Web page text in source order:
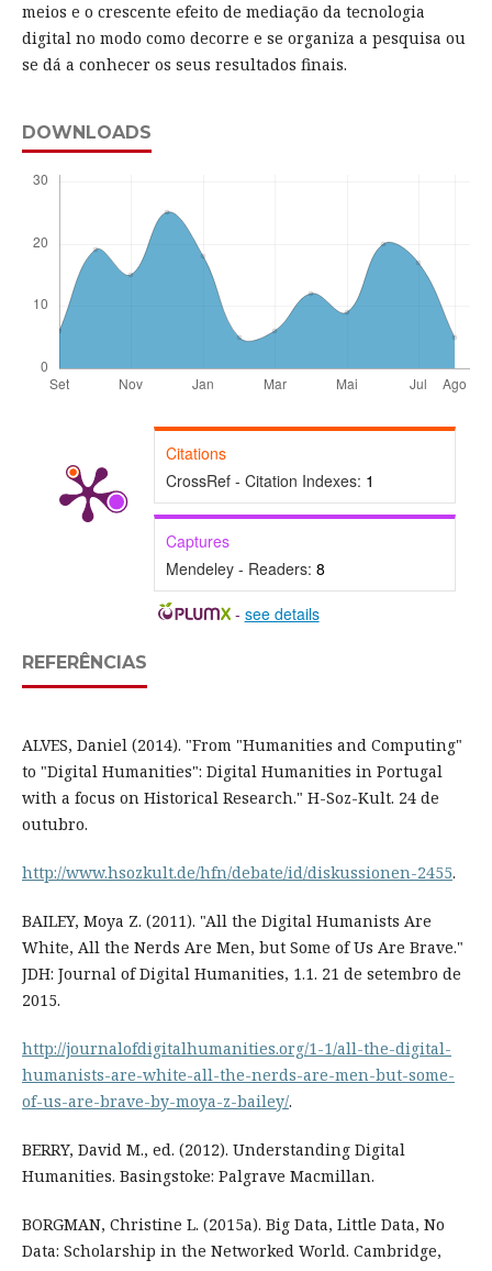
meios e o crescente efeito de mediação da tecnologia
digital no modo como decorre e se organiza a pesquisa ou
se dá a conhecer os seus resultados finais.
DOWNLOADS
Citations
CrossRef - Citation Indexes: 1
Captures
Mendeley - Readers: 8
- see details
REFERÊNCIAS
ALVES, Daniel (2014). "From "Humanities and Computing"
to "Digital Humanities": Digital Humanities in Portugal
with a focus on Historical Research." H-Soz-Kult. 24 de
outubro.
http://www.hsozkult.de/hfn/debate/id/diskussionen-2455.
BAILEY, Moya Z. (2011). "All the Digital Humanists Are
White, All the Nerds Are Men, but Some of Us Are Brave."
JDH: Journal of Digital Humanities, 1.1. 21 de setembro de
2015.
http://journalofdigitalhumanities.org/1-1/all-the-digital-
humanists-are-white-all-the-nerds-are-men-but-some-
of-us-are-brave-by-moya-z-bailey/.
BERRY, David M., ed. (2012). Understanding Digital
Humanities. Basingstoke: Palgrave Macmillan.
BORGMAN, Christine L. (2015a). Big Data, Little Data, No
Data: Scholarship in the Networked World. Cambridge,